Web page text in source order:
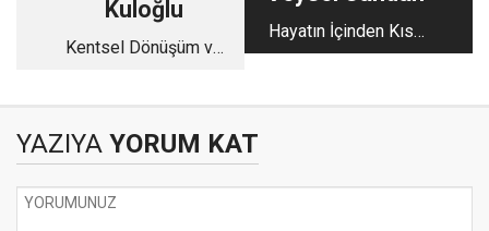
Kuloğlu
Kentsel Dönüşüm ve
Hayatın İçinden Kısa
Kısa - 153
YAZIYA YORUM KAT